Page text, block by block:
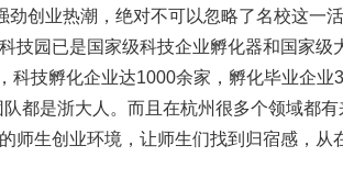
劲创业热潮，绝对不可以忽略了名校这
技园已是国家级科技企业孵化器和国家
科技孵化企业达1000余家，孵化毕业企业
都是浙大人。而且在杭州很多个领域都
师生创业环境，让师生们找到归宿感，